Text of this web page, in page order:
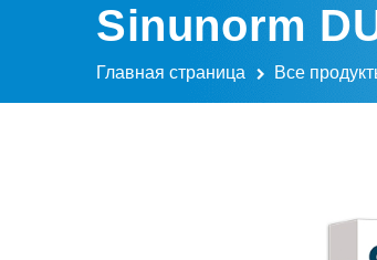
Sinunorm
Главная страница Все